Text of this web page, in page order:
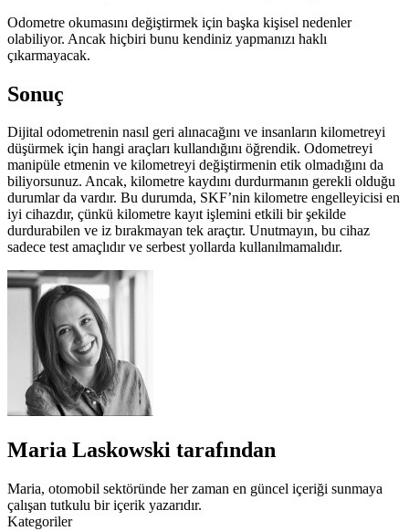
Odometre okumasını değiştirmek için başka kişisel nedenler
olabiliyor. Ancak hiçbiri bunu kendiniz yapmanızı haklı
çıkarmayacak.
Sonuç
Dijital odometrenin nasıl geri alınacağını ve insanların kilometreyi
düşürmek için hangi araçları kullandığını öğrendik. Odometreyi
manipüle etmenin ve kilometreyi değiştirmenin etik olmadığını da
biliyorsunuz. Ancak, kilometre kaydını durdurmanın gerekli olduğu
durumlar da vardır. Bu durumda, SKF’nin kilometre engelleyicisi en
iyi cihazdır, çünkü kilometre kayıt işlemini etkili bir şekilde
durdurabilen ve iz bırakmayan tek araçtır. Unutmayın, bu cihaz
sadece test amaçlıdır ve serbest yollarda kullanılmamalıdır.
Maria Laskowski tarafından
Maria, otomobil sektöründe her zaman en güncel içeriği sunmaya
çalışan tutkulu bir içerik yazarıdır.
Kategoriler